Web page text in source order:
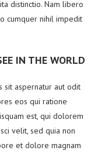
distinctio. Nam libero
cumquer nihil impedit
IN THE WORLD
sit aspernatur aut odit
eos qui ratione
est, qui dolorem
velit, sed quia non
et dolore magnam